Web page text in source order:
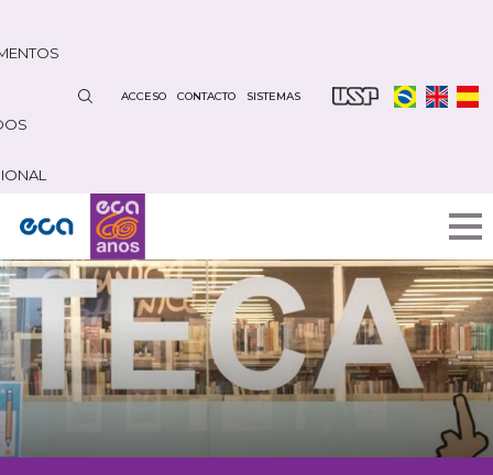
contenido
ACCESO CONTACTO SISTEMAS